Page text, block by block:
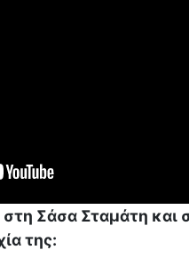
Σάσα Σταμάτη και
της: